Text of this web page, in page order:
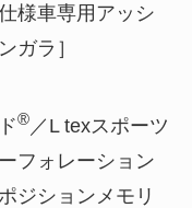
様車専用アッシ
ガラ］
®／L texスポーツ
フォレーション
ジションメモリ